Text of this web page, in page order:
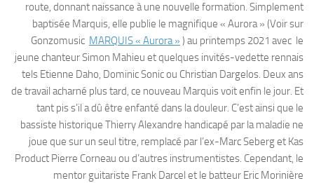
route, donnant naissance à une nouvelle formation. Simplement
baptisée Marquis, elle publie le magnifique « Aurora » (Voir sur
Gonzomusic MARQUIS « Aurora » ) au printemps 2021 avec le
jeune chanteur Simon Mahieu et quelques invités-vedette rennais
tels Etienne Daho, Dominic Sonic ou Christian Dargelos. Deux ans
de travail acharné plus tard, ce nouveau Marquis voit enfin le jour. Et
tant pis s’il a dû être enfanté dans la douleur. C’est ainsi que le
bassiste historique Thierry Alexandre handicapé par la maladie ne
joue que sur un seul titre, remplacé par l’ex-Marc Seberg et Kas
Product Pierre Corneau ou d’autres instrumentistes. Cependant, le
mentor guitariste Frank Darcel et le batteur Eric Morinière